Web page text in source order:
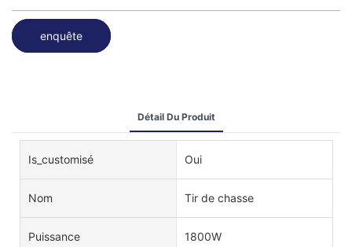
enquête
Détail Du Produit
Is_customisé Oui
Nom Tir de chasse
Puissance 1800W